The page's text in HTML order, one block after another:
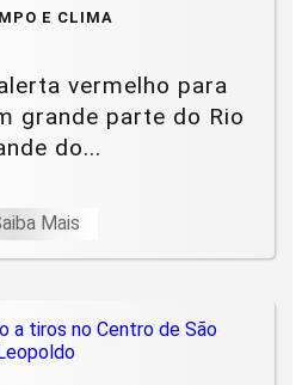
E CLIMA
vermelho para
grande parte do Rio
do...
Mais